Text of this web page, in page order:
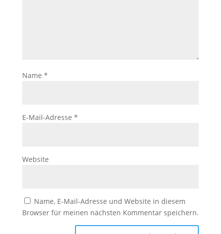
Name *
E-Mail-Adresse *
Website
Name, E-Mail-Adresse und Website in diesem
Browser für meinen nächsten Kommentar speichern.